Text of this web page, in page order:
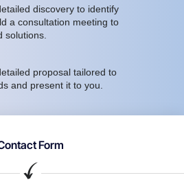
discovery to identify
a consultation meeting to
solutions.
proposal tailored to
and present it to you.
Form